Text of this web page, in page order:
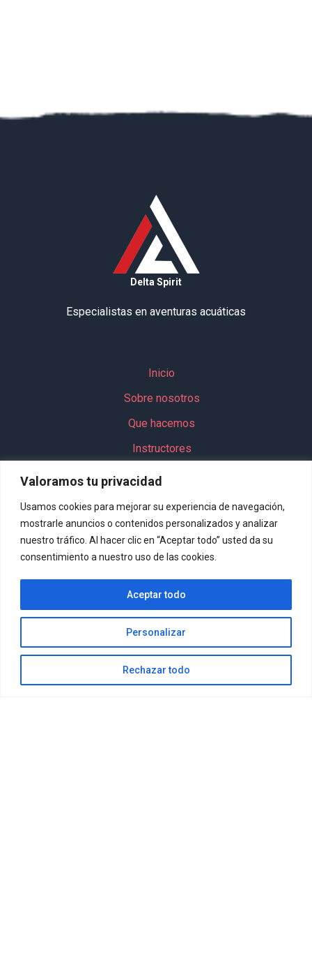
Valoramos tu privacidad
Usamos cookies para mejorar su experiencia de navegación,
mostrarle anuncios o contenidos personalizados y analizar
nuestro tráfico. Al hacer clic en “Aceptar todo” usted da su
consentimiento a nuestro uso de las cookies.
Personalizar
Rechazar todo
Aceptar todo
Delta Spirit
Especialistas en aventuras acuáticas
Inicio
Sobre nosotros
Que hacemos
Instructores
Actividades
Paquete escolar
Política de privacidad
Política de cookies
FAQ